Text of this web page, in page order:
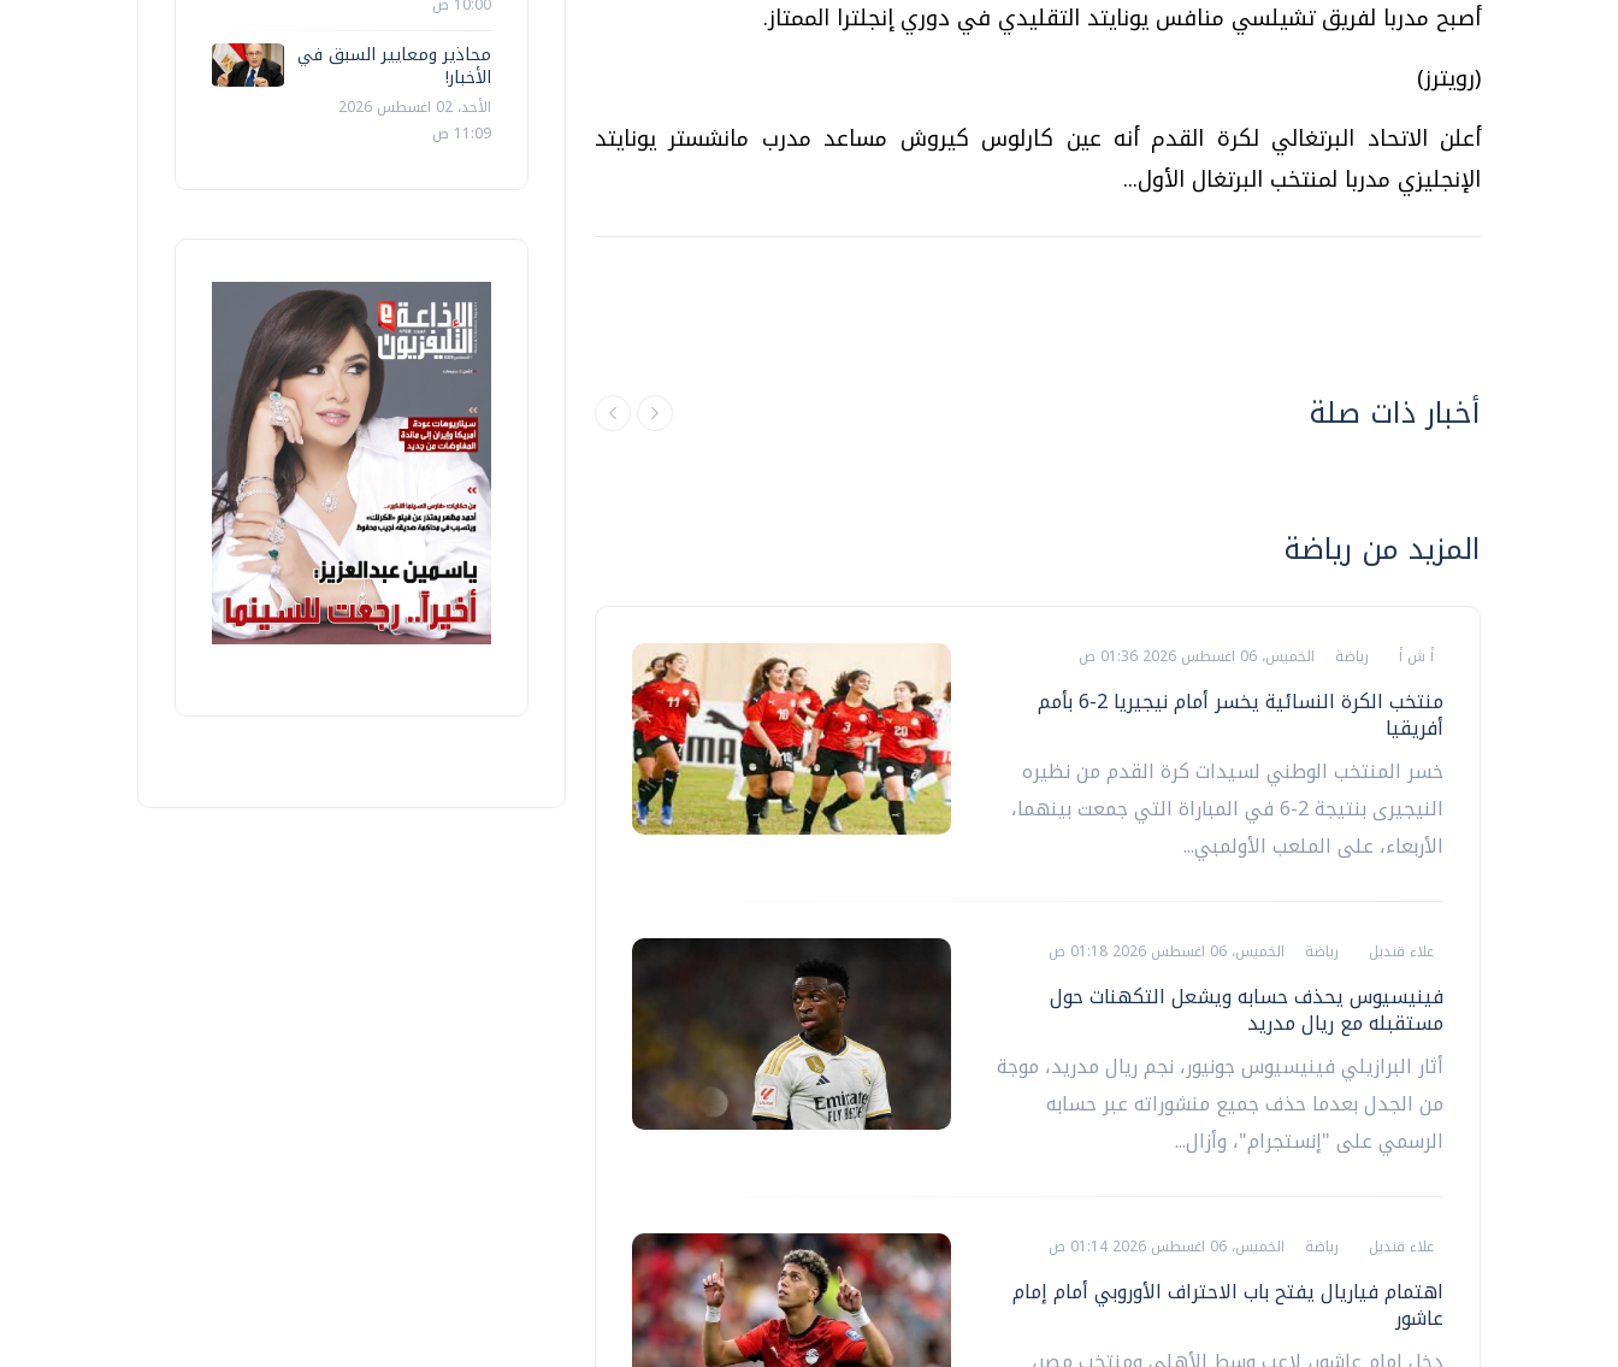
أصبح مدربا لفريق تشيلسي منافس يونايتد التقليدي في دوري إنجلترا الممتاز.
(رويترز)
أعلن الاتحاد البرتغالي لكرة القدم أنه عين كارلوس كيروش مساعد مدرب مانشستر يونايتد
الإنجليزي مدربا لمنتخب البرتغال الأول...
أخبار ذات صلة
المزيد من رياضة
أ ش أ رياضة الخميس، 06 اغسطس 2026 01:36 ص
منتخب الكرة النسائية يخسر أمام نيجيريا 2-6 بأمم
أفريقيا
خسر المنتخب الوطني لسيدات كرة القدم من نظيره
النيجيرى بنتيجة 2-6 في المباراة التي جمعت بينهما،
الأربعاء، على الملعب الأولمبي...
علاء قنديل رياضة الخميس، 06 اغسطس 2026 01:18 ص
فينيسيوس يحذف حسابه ويشعل التكهنات حول
مستقبله مع ريال مدريد
أثار البرازيلي فينيسيوس جونيور، نجم ريال مدريد، موجة
من الجدل بعدما حذف جميع منشوراته عبر حسابه
الرسمي على "إنستجرام"، وأزال...
علاء قنديل رياضة الخميس، 06 اغسطس 2026 01:14 ص
اهتمام فياريال يفتح باب الاحتراف الأوروبي أمام إمام
عاشور
محاذير ومعايير السبق في
الأخبار!
الأحد، 02 اغسطس 2026
11:09 ص